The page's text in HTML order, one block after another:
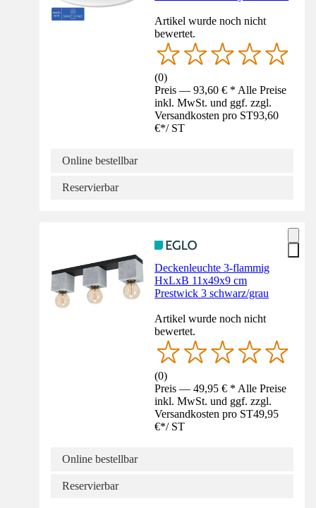
Artikel wurde noch nicht
bewertet.
(0)
Preis — 93,60 € * Alle Preise
inkl. MwSt. und ggf. zzgl.
Versandkosten pro ST93,60
€*/ ST
Online bestellbar
Reservierbar
Deckenleuchte 3-flammig
HxLxB 11x49x9 cm
Prestwick 3 schwarz/grau
Artikel wurde noch nicht
bewertet.
(0)
Preis — 49,95 € * Alle Preise
inkl. MwSt. und ggf. zzgl.
Versandkosten pro ST49,95
€*/ ST
Online bestellbar
Reservierbar